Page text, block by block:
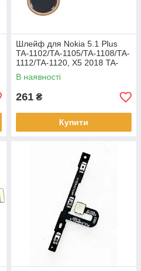
Шлейф для Nokia 5.1 Plus
TA-1102/TA-1105/TA-1108/TA-
1112/TA-1120, X5 2018 TA-
1109, з сканером відбитка
пальця, чорного кольору
В наявності
261 ₴
Купити